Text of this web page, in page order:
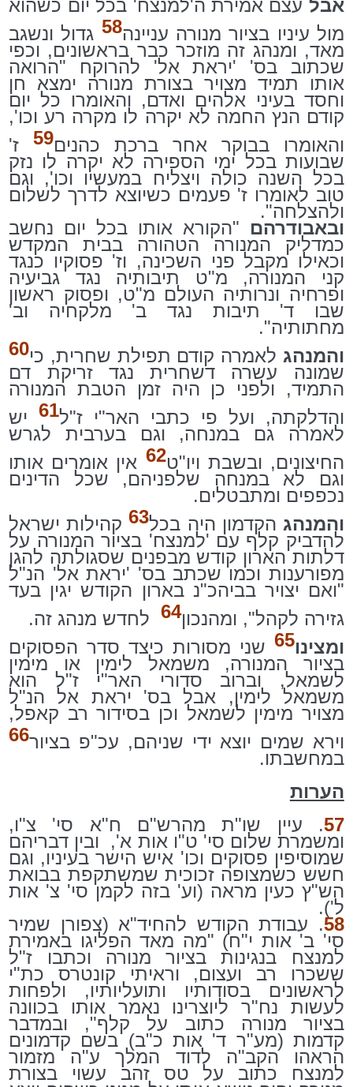
אבל עצם אמירת ה'למנצח' בכל יום כשהוא
מול עיניו בציור מנורה עניינה58 גדול ונשגב
מאד, ומנהג זה מוזכר כבר בראשונים, וכפי
שכתוב בס' 'יראת אל' להרוקח "הרואה
אותו תמיד מצויר בצורת מנורה ימצא חן
וחסד בעיני אלהים ואדם, והאומרו כל יום
קודם הנץ החמה לא יקרה לו מקרה רע וכו',
והאומרו בבוקר אחר ברכת כהנים59ז'
שבועות בכל ימי הספירה לא יקרה לו נזק
בכל השנה כולה ויצליח במעשיו וכו', וגם
טוב לאומרו ז' פעמים כשיוצא לדרך לשלום
ולהצלחה".
ובאבודרהם "הקורא אותו בכל יום נחשב
כמדליק המנורה הטהורה בבית המקדש
וכאילו מקבל פני השכינה, וז' פסוקיו כנגד
קני המנורה, מ"ט תיבותיה נגד גביעיה
ופרחיה ונרותיה העולם מ"ט, ופסוק ראשון
שבו ד' תיבות נגד ב' מלקחיה וב'
מחתותיה".
והמנהג לאמרה קודם תפילת שחרית, כי60
שמונה עשרה דשחרית נגד זריקת דם
התמיד, ולפני כן היה זמן הטבת המנורה
והדלקתה, ועל פי כתבי האר"י ז"ל61יש
לאמרה גם במנחה, וגם בערבית לגרש
החיצונים, ובשבת ויו"ט62 אין אומרים אותו
וגם לא במנחה שלפניהם, שכל הדינים
נכפפים ומתבטלים.
והמנהג הקדמון היה בכל63קהילות ישראל
להדביק קלף עם 'למנצח' בציור המנורה על
דלתות הארון קודש מבפנים שסגולתה להגן
מפורענות וכמו שכתב בס' 'יראת אל' הנ"ל
"ואם יצויר בביהכ"נ בארון הקודש יגין בעד
גזירה לקהל", ומהנכון64 לחדש מנהג זה.
ומצינו65 שני מסורות כיצד סדר הפסוקים
בציור המנורה, משמאל לימין או מימין
לשמאל, וברוב סדורי האר"י ז"ל הוא
משמאל לימין, אבל בס' יראת אל הנ"ל
מצויר מימין לשמאל וכן בסידור רב קאפל,
וירא שמים יוצא ידי שניהם, עכ"פ בציור66
במחשבתו.
הערות
57. עיין שו"ת מהרש"ם ח"א סי' צ"ו,
ומשמרת שלום סי' ט"ו אות א', ובין דבריהם
שמוסיפין פסוקים וכו' איש הישר בעיניו, וגם
חשש כשמצופה זכוכית שמשתקפת בבואת
הש"ץ כעין מראה (וע' בזה לקמן סי' צ' אות
ל').
58. עבודת הקודש להחיד"א (צפורן שמיר
סי' ב' אות י"ח) "מה מאד הפליגו באמירת
למנצח בנגינות בציור מנורה וכתבו ז"ל
ששכרו רב ועצום, וראיתי קונטרס כת"י
לראשונים בסודותיו ותועליותיו, ולפחות
לעשות נח"ר ליוצרינו נאמר אותו בכוונה
בציור מנורה כתוב על קלף", ובמדבר
קדמות (מע"ר ד' אות כ"ב) בשם קדמונים
הראהו הקב"ה לדוד המלך ע"ה מזמור
למנצח כתוב על טס זהב עשוי בצורת